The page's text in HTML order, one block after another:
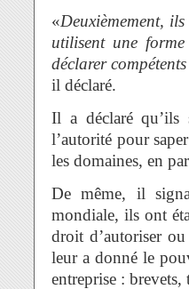
«Deuxièmement,
utilisent une
déclarer
il déclaré.
Il a déclaré qu’ils
l’autorité pour
les domaines, en
De même, il
mondiale, ils ont
droit d’autoriser
leur a donné le
entreprise : brevets,